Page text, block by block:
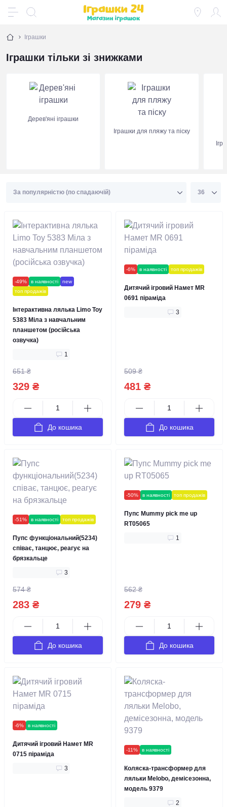
Іграшки
Іграшки тільки зі знижками
Дерев'яні іграшки
Іграшки для пляжу та піску
-49% в наявності
new
топ продажів
Інтерактивна лялька Limo Toy
5383 Міла з навчальним
планшетом (російська
озвучка)
1
651 ₴
329 ₴
До кошика
-6% в наявності топ продажів
Дитячий ігровий Намет MR
0691 піраміда
3
509 ₴
481 ₴
До кошика
-51% в наявності топ продажів
Пупс функціональний(5234)
співає, танцює, реагує на
брязкальце
3
574 ₴
283 ₴
До кошика
-50% в наявності топ продажів
Пупс Mummy pick me up
RT05065
1
562 ₴
279 ₴
До кошика
-6% в наявності
Дитячий ігровий Намет MR
0715 піраміда
3
-11% в наявності
Коляска-трансформер для
ляльки Melobo, демісезонна,
модель 9379
2